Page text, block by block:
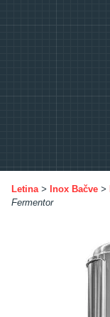
Letina> Inox Bačve >
Fermentor